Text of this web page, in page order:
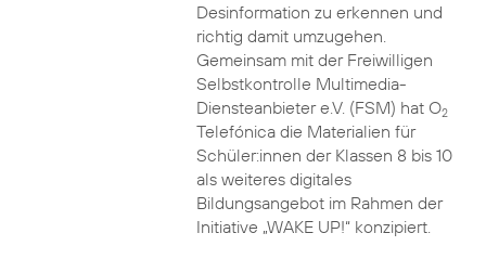
Desinformation zu erkennen und
richtig damit umzugehen.
Gemeinsam mit der Freiwilligen
Selbstkontrolle Multimedia-
Diensteanbieter e.V. (FSM) hat O2
Telefónica die Materialien für
Schüler:innen der Klassen 8 bis 10
als weiteres digitales
Bildungsangebot im Rahmen der
Initiative „WAKE UP!“ konzipiert.